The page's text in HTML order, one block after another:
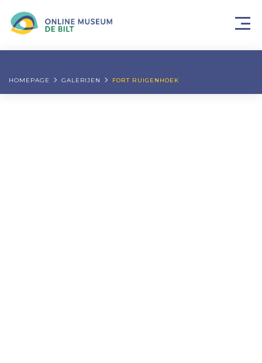
HOMEPAGE GALERIJEN FORT RUIGENHOEK